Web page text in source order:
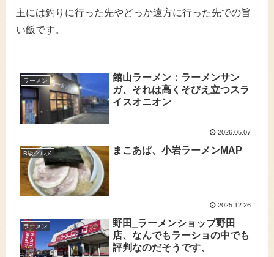
主には釣りに行った先やどっか遠方に行った先での旨
い飯です。
ラーメン
館山ラーメン：ラーメンサン
ガ、それは高くそびえ立つスラ
イスオニオン
2026.05.07
B級グルメ まこあぱ、小岩ラーメンMAP
2025.12.26
ラーメン
野田_ラーメンショップ野田
店、なんでもラーショの中でも
評判なのだそうです、